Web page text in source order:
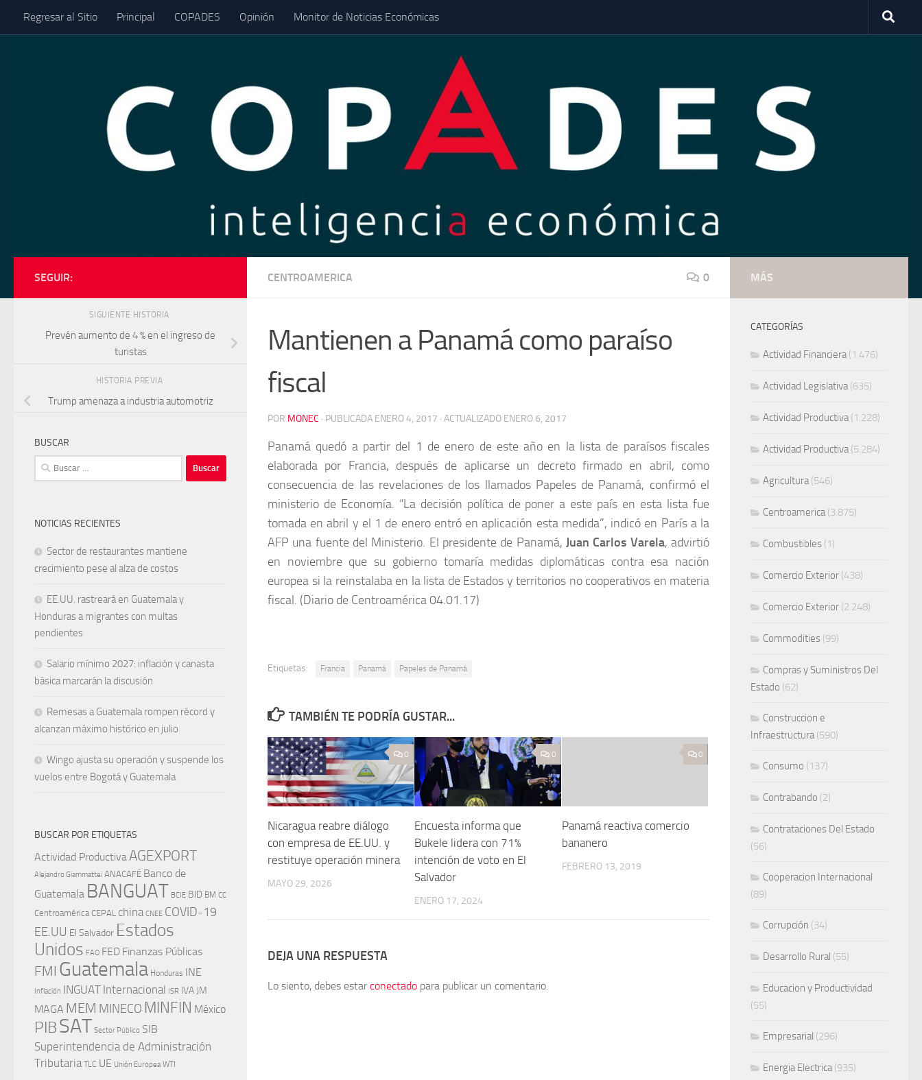
Saltar al contenido
Regresar al Sitio Principal COPADES Opinión Monitor de Noticias Económicas
CENTROAMERICA 0
Mantienen a Panamá como paraíso
fiscal
POR MONEC · PUBLICADA ENERO 4, 2017 · ACTUALIZADO ENERO 6, 2017
Panamá quedó a partir del 1 de enero de este año en la lista de paraísos fiscales
elaborada por Francia, después de aplicarse un decreto firmado en abril, como
consecuencia de las revelaciones de los llamados Papeles de Panamá, confirmó el
ministerio de Economía. “La decisión política de poner a este país en esta lista fue
tomada en abril y el 1 de enero entró en aplicación esta medida”, indicó en París a la
AFP una fuente del Ministerio. El presidente de Panamá, Juan Carlos Varela, advirtió
en noviembre que su gobierno tomaría medidas diplomáticas contra esa nación
europea si la reinstalaba en la lista de Estados y territorios no cooperativos en materia
fiscal. (Diario de Centroamérica 04.01.17)
Etiquetas: Francia Panamá Papeles de Panamá
TAMBIÉN TE PODRÍA GUSTAR...
0
Nicaragua reabre diálogo
con empresa de EE.UU. y
restituye operación minera
MAYO 29, 2026
0
Encuesta informa que
Bukele lidera con 71%
intención de voto en El
Salvador
ENERO 17, 2024
0
Panamá reactiva comercio
bananero
FEBRERO 13, 2019
DEJA UNA RESPUESTA
Lo siento, debes estarconectado para publicar un comentario.
SEGUIR:
SIGUIENTE HISTORIA
Prevén aumento de 4 % en el ingreso de
turistas
HISTORIA PREVIA
Trump amenaza a industria automotriz
BUSCAR
Buscar:
NOTICIAS RECIENTES
Sector de restaurantes mantiene
crecimiento pese al alza de costos
EE.UU. rastreará en Guatemala y
Honduras a migrantes con multas
pendientes
Salario mínimo 2027: inflación y canasta
básica marcarán la discusión
Remesas a Guatemala rompen récord y
alcanzan máximo histórico en julio
Wingo ajusta su operación y suspende los
vuelos entre Bogotá y Guatemala
BUSCAR POR ETIQUETAS
Actividad Productiva AGEXPORT
Alejandro Giammattei ANACAFÉ Banco de
Guatemala BANGUAT BCIE BID BM CC
Centroamérica CEPAL china CNEE COVID-19
EE.UU El Salvador Estados
Unidos FAO FED Finanzas Públicas
FMI Guatemala Honduras INE
Inflación INGUAT Internacional ISR IVA JM
MAGA MEM MINECO MINFIN México
PIBSAT Sector Público SIB
Superintendencia de Administración
Tributaria TLC UE Unión Europea WTI
MÁS
CATEGORÍAS
Actividad Financiera(1.476)
Actividad Legislativa(635)
Actividad Productiva(1.228)
Actividad Productiva(5.284)
Agricultura(546)
Centroamerica(3.875)
Combustibles (1)
Comercio Exterior (438)
Comercio Exterior (2.248)
Commodities (99)
Compras y Suministros Del
Estado (62)
Construccion e
Infraestructura(590)
Consumo (137)
Contrabando (2)
Contrataciones Del Estado
(56)
Cooperacion Internacional
(89)
Corrupción (34)
Desarrollo Rural (55)
Educacion y Productividad
(55)
Empresarial (296)
Energia Electrica(935)